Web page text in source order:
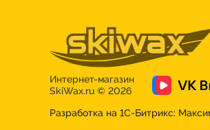
Интернет-магазин
SkiWax.ru © 2026
Разработка на 1С-Битрикс: